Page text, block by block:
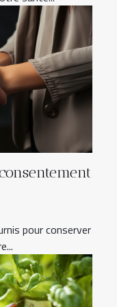
pour conserver